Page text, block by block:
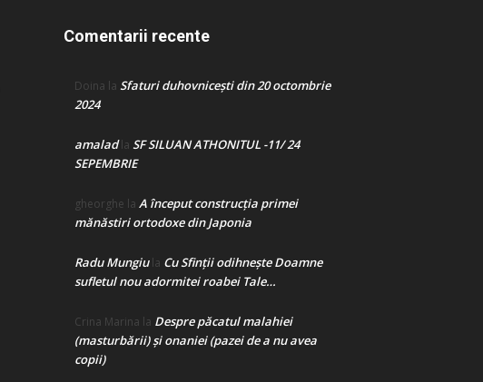
Comentarii recente
Doina la Sfaturi duhovnicești din 20 octombrie
2024
amaladla SF SILUAN ATHONITUL -11/ 24
SEPEMBRIE
gheorghe la A început construcţia primei
mănăstiri ortodoxe din Japonia
Radu Mungiula Cu Sfinții odihnește Doamne
sufletul nou adormitei roabei Tale…
Crina Marina la Despre păcatul malahiei
(masturbării) şi onaniei (pazei de a nu avea
copii)